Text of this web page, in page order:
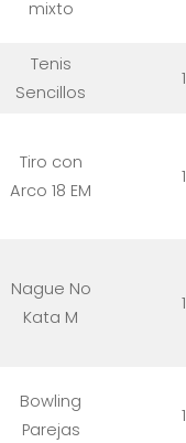
mixto
Tenis
Sencillos
1
Tiro con
Arco 18 EM
1
Nague No
Kata M
1
Bowling
Parejas
1